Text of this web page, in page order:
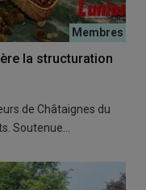
la structuration
de Châtaignes du
Soutenue…